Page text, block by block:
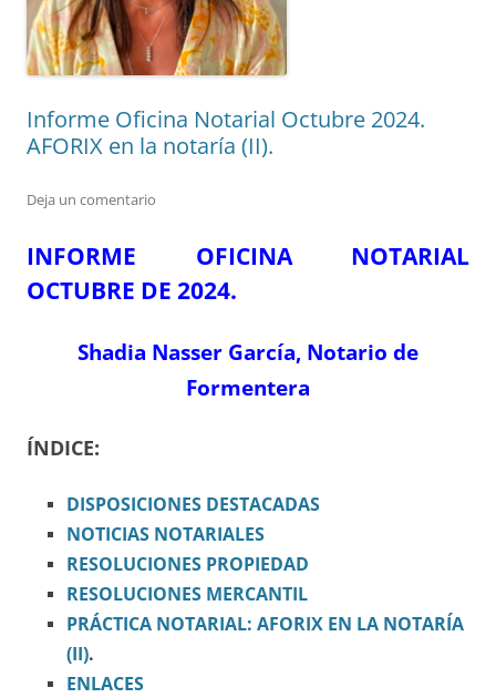
Informe Oficina Notarial Octubre 2024.
AFORIX en la notaría (II).
Deja un comentario
INFORME OFICINA NOTARIAL
OCTUBRE DE 2024.
Shadia Nasser García, Notario de
Formentera
ÍNDICE:
DISPOSICIONES DESTACADAS
NOTICIAS NOTARIALES
RESOLUCIONES PROPIEDAD
RESOLUCIONES MERCANTIL
PRÁCTICA NOTARIAL: AFORIX EN LA NOTARÍA
(II).
ENLACES